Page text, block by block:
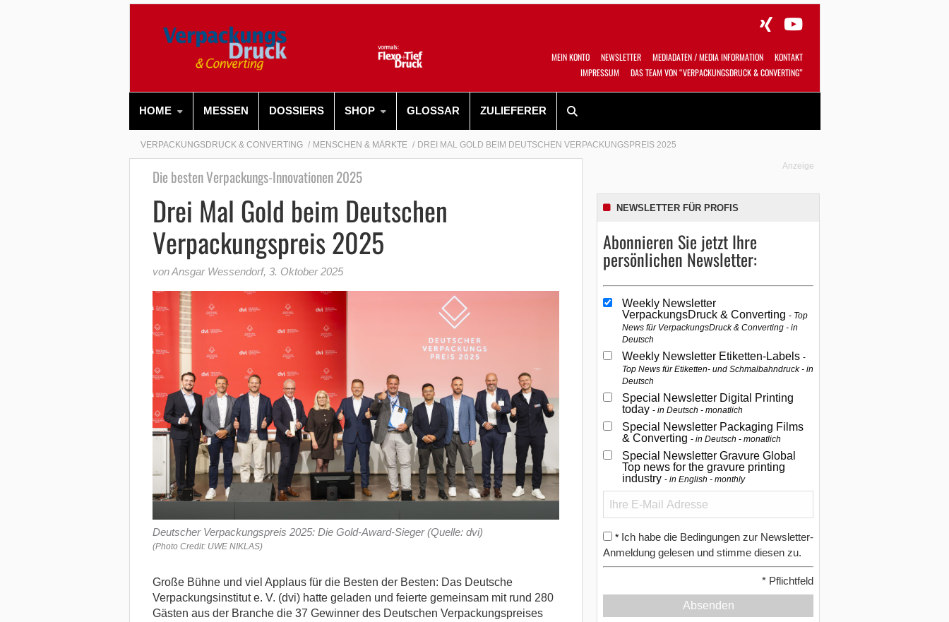
MEIN KONTO NEWSLETTER MEDIADATEN / MEDIA INFORMATION
KONTAKT
IMPRESSUM
DAS TEAM VON “VERPACKUNGSDRUCK & CONVERTING”
HOME MESSEN DOSSIERS SHOP GLOSSAR ZULIEFERER
VERPACKUNGSDRUCK & CONVERTING MENSCHEN & MÄRKTE DREI MAL GOLD BEIM DEUTSCHEN VERPACKUNGSPREIS 2025
Die besten Verpackungs-Innovationen 2025
Drei Mal Gold beim Deutschen
Verpackungspreis 2025
von Ansgar Wessendorf, 3. Oktober 2025
Deutscher Verpackungspreis 2025: Die Gold-Award-Sieger (Quelle: dvi)
(Photo Credit: UWE NIKLAS)
Große Bühne und viel Applaus für die Besten der Besten: Das Deutsche
Verpackungsinstitut e. V. (dvi) hatte geladen und feierte gemeinsam mit rund 280
Gästen aus der Branche die 37 Gewinner des Deutschen Verpackungspreises
Anzeige
NEWSLETTER FÜR PROFIS
Abonnieren Sie jetzt Ihre
persönlichen Newsletter:
Weekly Newsletter
VerpackungsDruck & Converting Top
News für VerpackungsDruck & Converting - in
Deutsch
Weekly Newsletter Etiketten-Labels
Top News für Etiketten- und Schmalbahndruck - in
Deutsch
Special Newsletter Digital Printing
today in Deutsch - monatlich
Special Newsletter Packaging Films
& Converting in Deutsch - monatlich
Special Newsletter Gravure Global
Top news for the gravure printing
industry in English - monthly
* Ich habe die Bedingungen zur Newsletter-
Anmeldung gelesen und stimme diesen zu.
* Pflichtfeld
Absenden